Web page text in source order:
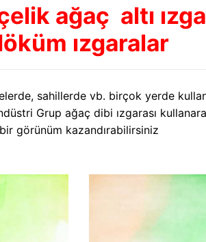
ağaç altı
ızgaralar
sahillerde vb. birçok yerde
Grup ağaç dibi ızgarası
bir görünüm kazandırabilirsiniz